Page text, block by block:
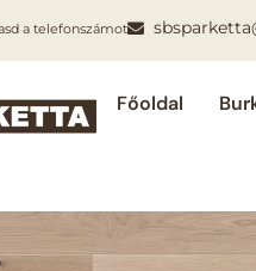
a telefonszámot
Főoldal